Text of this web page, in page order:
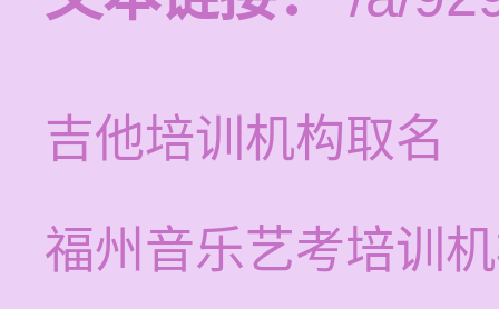
吉他培训机构取名
福州音乐艺考培训